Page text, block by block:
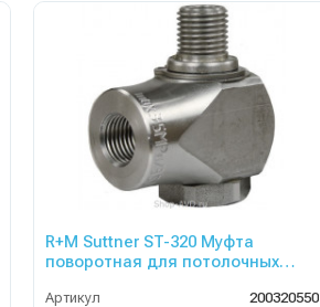
R+M Suttner ST-320 Муфта
поворотная для потолочных
Артикул
200320550